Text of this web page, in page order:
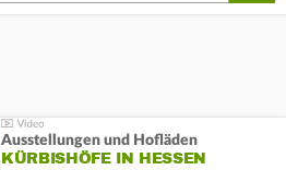
Ausstellungen und Hofläden
KÜRBISHÖFE IN HESSEN